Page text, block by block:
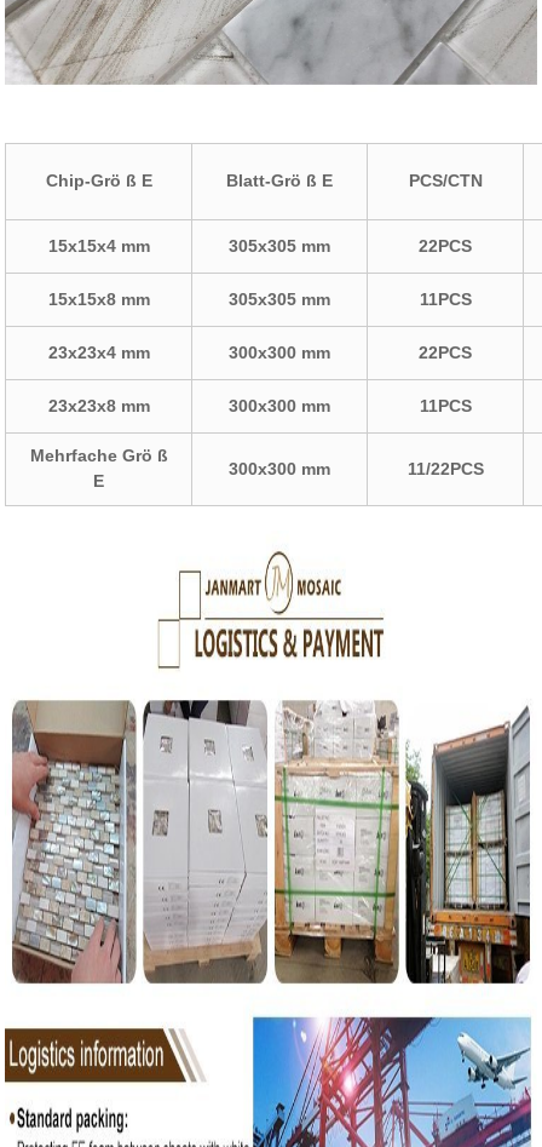
Chip-Grö ß E Blatt-Grö ß E PCS/CTN
15x15x4 mm 305x305 mm 22PCS
15x15x8 mm 305x305 mm 11PCS
23x23x4 mm 300x300 mm 22PCS
23x23x8 mm 300x300 mm 11PCS
Mehrfache Grö ß
E
300x300 mm 11/22PCS